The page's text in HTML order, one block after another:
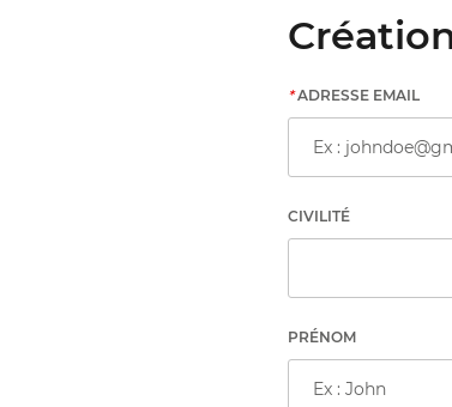
*ADRESSE EMAIL
CIVILITÉ
PRÉNOM